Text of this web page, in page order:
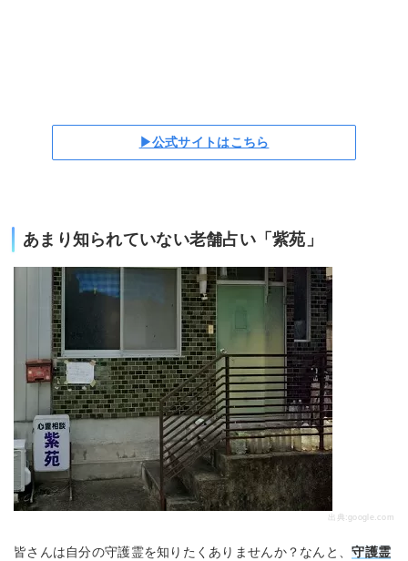
▶公式サイトはこちら
あまり知られていない老舗占い「紫苑」
出典:google.com
皆さんは自分の守護霊を知りたくありませんか？なんと、守護霊